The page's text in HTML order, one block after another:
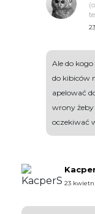
Ale do
do kibiców
apelować
wrony żeby
oczekiwać
23